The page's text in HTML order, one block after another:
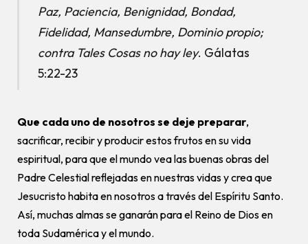
Paz, Paciencia, Benignidad, Bondad,
Fidelidad, Mansedumbre, Dominio propio;
contra Tales Cosas no hay ley. Gálatas
5:22-23
Que cada uno de nosotros se deje preparar,
sacrificar, recibir y producir estos frutos en su vida
espiritual, para que el mundo vea las buenas obras del
Padre Celestial reflejadas en nuestras vidas y crea que
Jesucristo habita en nosotros a través del Espíritu Santo.
Así, muchas almas se ganarán para el Reino de Dios en
toda Sudamérica y el mundo.